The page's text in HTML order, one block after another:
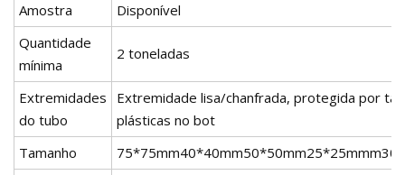
Amostra
Disponível
Quantidade
mínima
2 toneladas
Extremidades
do tubo
Extremidade lisa/chanfrada, protegida por
plásticas no bot
Tamanho